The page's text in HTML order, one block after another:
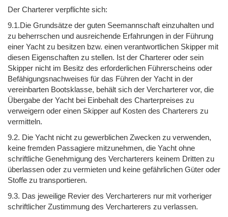
Der Charterer verpflichte sich:
9.1.Die Grundsätze der guten Seemannschaft einzuhalten und
zu beherrschen und ausreichende Erfahrungen in der Führung
einer Yacht zu besitzen bzw. einen verantwortlichen Skipper mit
diesen Eigenschaften zu stellen. Ist der Charterer oder sein
Skipper nicht im Besitz des erforderlichen Führerscheins oder
Befähigungsnachweises für das Führen der Yacht in der
vereinbarten Bootsklasse, behält sich der Vercharterer vor, die
Übergabe der Yacht bei Einbehalt des Charterpreises zu
verweigern oder einen Skipper auf Kosten des Charterers zu
vermitteln.
9.2. Die Yacht nicht zu gewerblichen Zwecken zu verwenden,
keine fremden Passagiere mitzunehmen, die Yacht ohne
schriftliche Genehmigung des Vercharterers keinem Dritten zu
überlassen oder zu vermieten und keine gefährlichen Güter oder
Stoffe zu transportieren.
9.3. Das jeweilige Revier des Vercharterers nur mit vorheriger
schriftlicher Zustimmung des Vercharterers zu verlassen.